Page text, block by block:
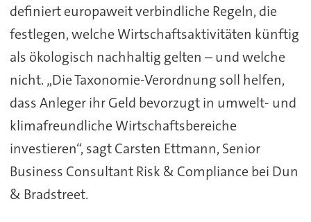
definiert europaweit verbindliche Regeln, die
festlegen, welche Wirtschaftsaktivitäten künftig
als ökologisch nachhaltig gelten – und welche
nicht. „Die Taxonomie-Verordnung soll helfen,
dass Anleger ihr Geld bevorzugt in umwelt- und
klimafreundliche Wirtschaftsbereiche
investieren“, sagt Carsten Ettmann, Senior
Business Consultant Risk & Compliance bei Dun
& Bradstreet.